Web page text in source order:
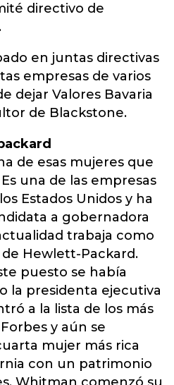
directivo de
en juntas directivas
empresas de varios
dejar Valores Bavaria
de Blackstone.
de esas mujeres que
una de las empresas
Estados Unidos y ha
a gobernadora
trabaja como
de Hewlett-Packard.
puesto se había
la presidenta ejecutiva
a la lista de los más
y aún se
mujer más rica
con un patrimonio